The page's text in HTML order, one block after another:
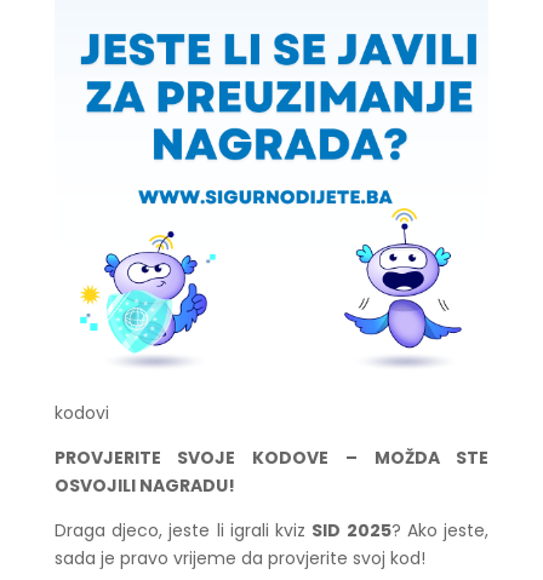
kodovi
PROVJERITE SVOJE KODOVE – MOŽDA STE
OSVOJILI NAGRADU!
Draga djeco, jeste li igrali kviz SID 2025? Ako jeste,
sada je pravo vrijeme da provjerite svoj kod!